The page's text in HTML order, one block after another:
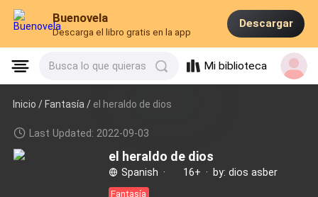
Buenovela
Descarga el libro gratis en la app
Descargar
Busca lo que quieras Mi biblioteca
Inicio /Fantasía / el heraldo de dios
Last Updated: 2022-09-03
el heraldo de dios
Spanish · 16+ · by: dios asber
Fantasía